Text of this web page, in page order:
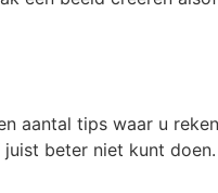
aantal tips waar u
beter niet kunt